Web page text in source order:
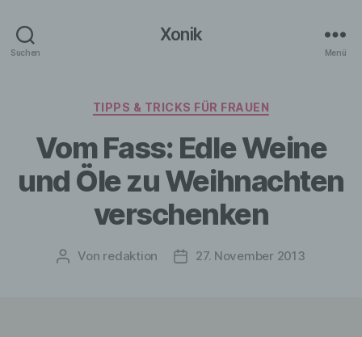
Suchen
Xonik
Menü
Kategorien
TIPPS & TRICKS FÜR FRAUEN
Vom Fass: Edle Weine
und Öle zu Weihnachten
verschenken
Beitragsautor
Von redaktion Veröffentlichungsdatum
27. November 2013